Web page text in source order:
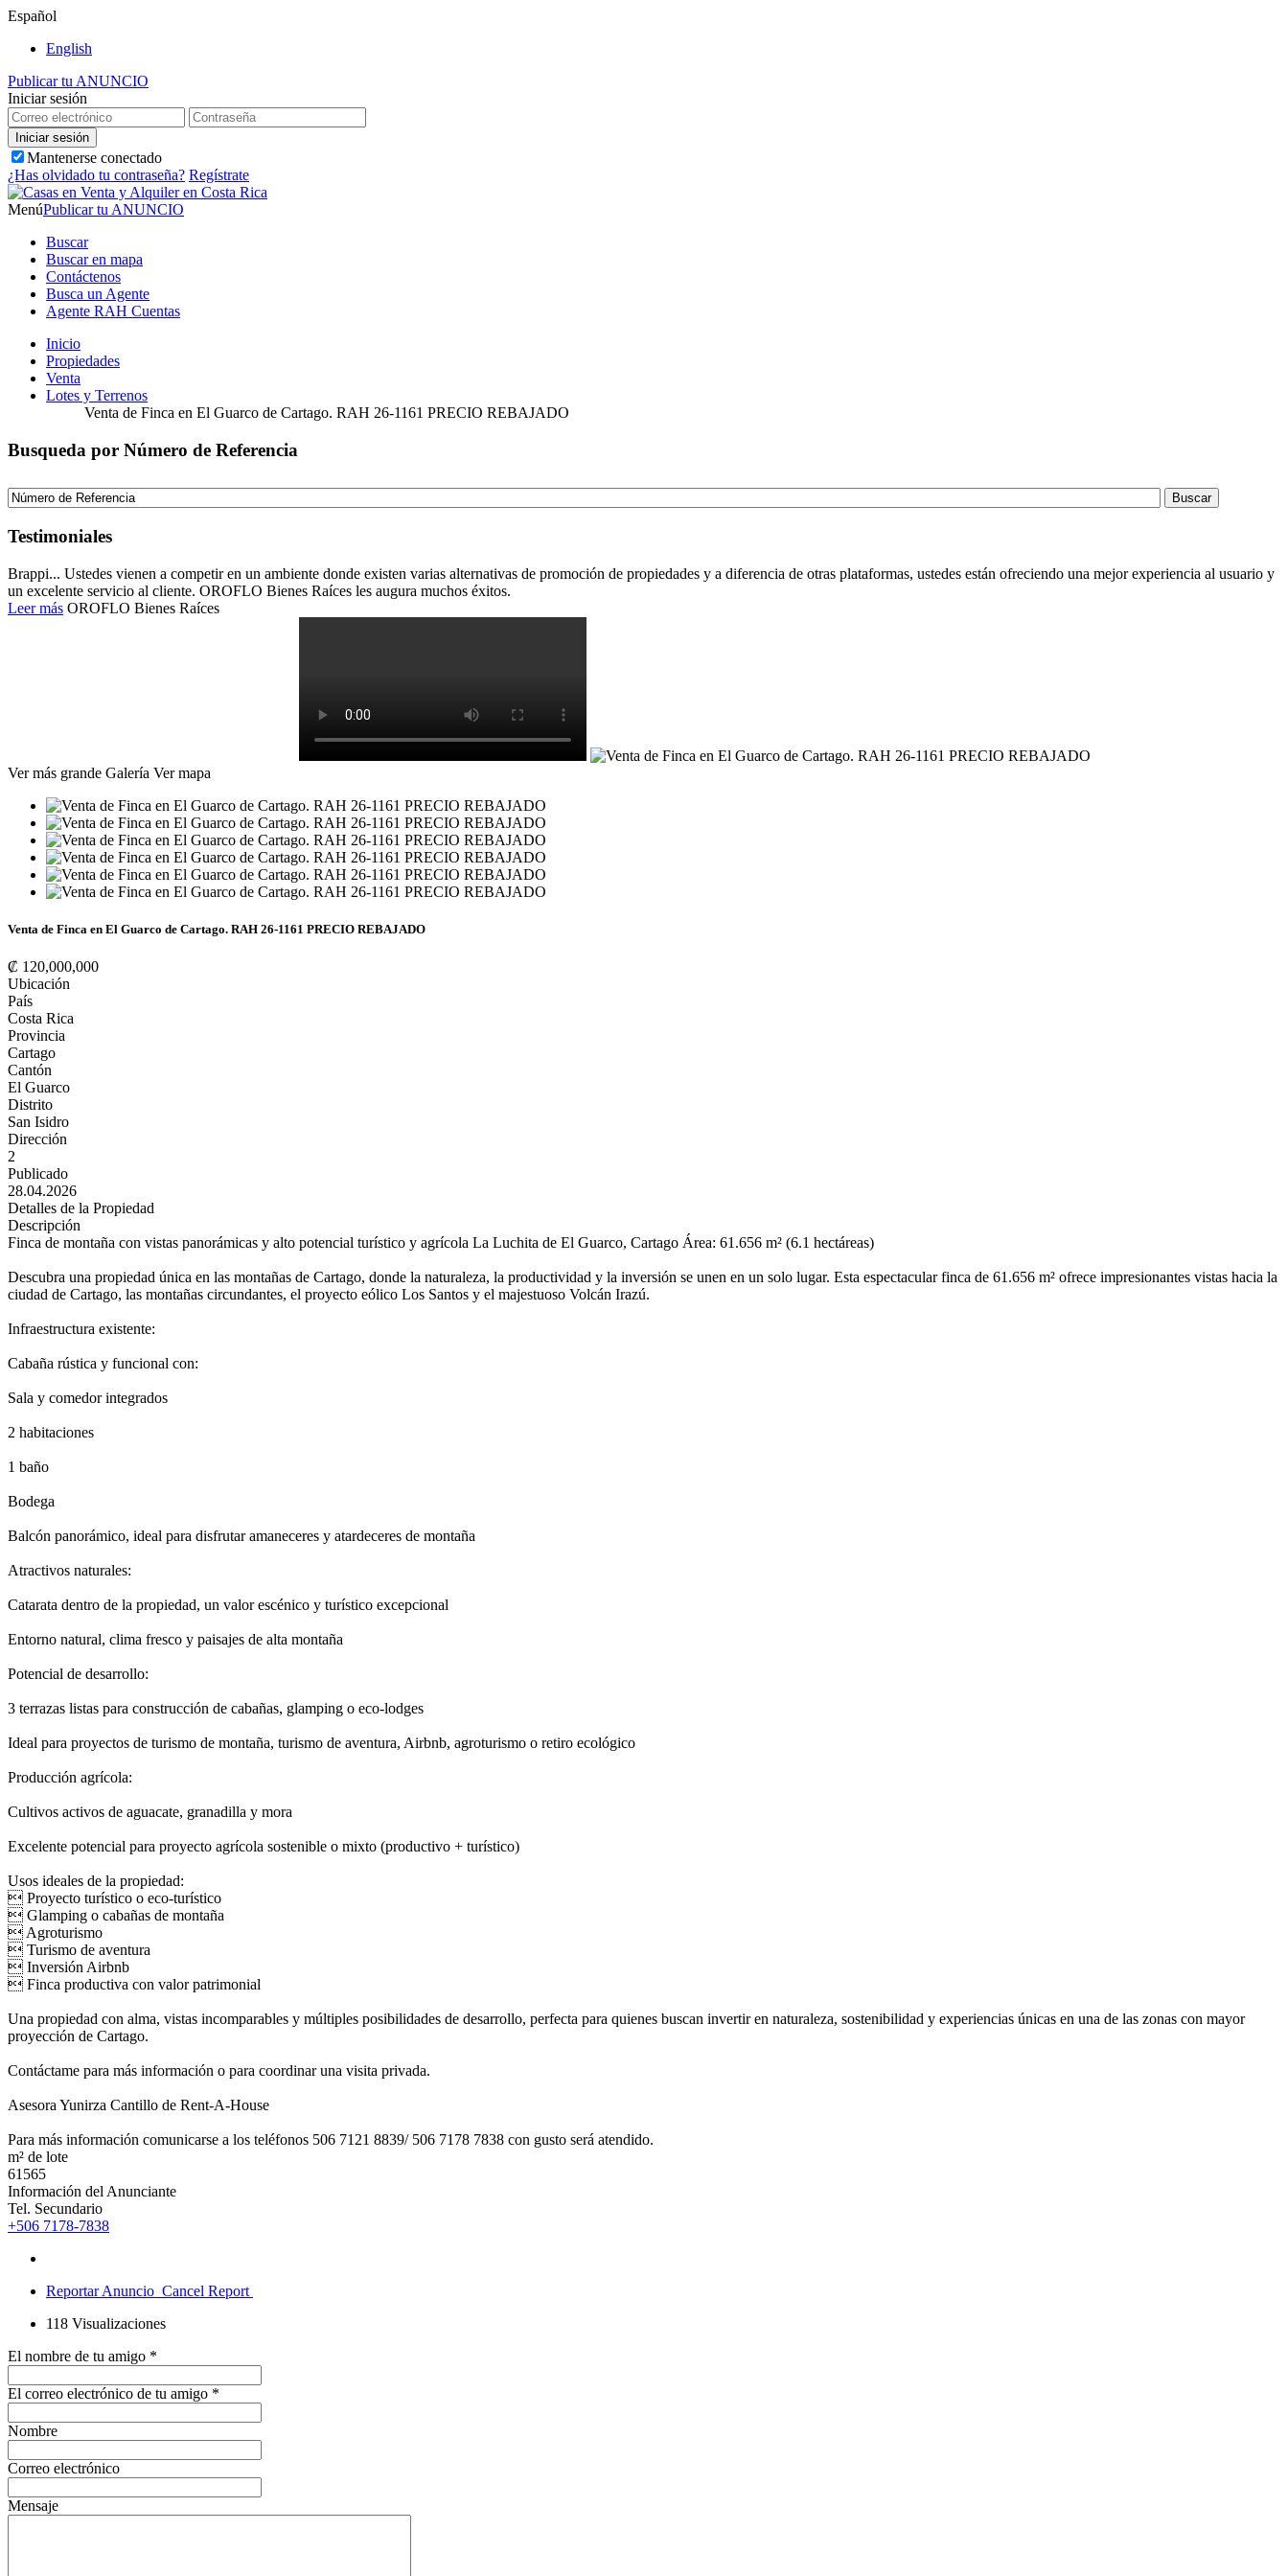
Español
English
Publicar tu ANUNCIO
Iniciar sesión
Mantenerse conectado
¿Has olvidado tu contraseña? Regístrate
MenúPublicar tu ANUNCIO
Buscar
Buscar en mapa
Contáctenos
Busca un Agente
Agente RAH Cuentas
Inicio
Propiedades
Venta
Lotes y Terrenos
Venta de Finca en El Guarco de Cartago. RAH 26-1161 PRECIO REBAJADO
Busqueda por Número de Referencia
Testimoniales
Brappi... Ustedes vienen a competir en un ambiente donde existen varias alternativas de promoción de propiedades y a diferencia de otras plataformas, ustedes están ofreciendo una mejor experiencia al usuario y
un excelente servicio al cliente. OROFLO Bienes Raíces les augura muchos éxitos.
Leer más OROFLO Bienes Raíces
Ver más grande Galería Ver mapa
Venta de Finca en El Guarco de Cartago. RAH 26-1161 PRECIO REBAJADO
₡ 120,000,000
Ubicación
País
Costa Rica
Provincia
Cartago
Cantón
El Guarco
Distrito
San Isidro
Dirección
2
Publicado
28.04.2026
Detalles de la Propiedad
Descripción
Finca de montaña con vistas panorámicas y alto potencial turístico y agrícola La Luchita de El Guarco, Cartago Área: 61.656 m² (6.1 hectáreas)
Descubra una propiedad única en las montañas de Cartago, donde la naturaleza, la productividad y la inversión se unen en un solo lugar. Esta espectacular finca de 61.656 m² ofrece impresionantes vistas hacia la
ciudad de Cartago, las montañas circundantes, el proyecto eólico Los Santos y el majestuoso Volcán Irazú.
Infraestructura existente:
Cabaña rústica y funcional con:
Sala y comedor integrados
2 habitaciones
1 baño
Bodega
Balcón panorámico, ideal para disfrutar amaneceres y atardeceres de montaña
Atractivos naturales:
Catarata dentro de la propiedad, un valor escénico y turístico excepcional
Entorno natural, clima fresco y paisajes de alta montaña
Potencial de desarrollo:
3 terrazas listas para construcción de cabañas, glamping o eco-lodges
Ideal para proyectos de turismo de montaña, turismo de aventura, Airbnb, agroturismo o retiro ecológico
Producción agrícola:
Cultivos activos de aguacate, granadilla y mora
Excelente potencial para proyecto agrícola sostenible o mixto (productivo + turístico)
Usos ideales de la propiedad:
 Proyecto turístico o eco-turístico
 Glamping o cabañas de montaña
 Agroturismo
 Turismo de aventura
 Inversión Airbnb
 Finca productiva con valor patrimonial
Una propiedad con alma, vistas incomparables y múltiples posibilidades de desarrollo, perfecta para quienes buscan invertir en naturaleza, sostenibilidad y experiencias únicas en una de las zonas con mayor
proyección de Cartago.
Contáctame para más información o para coordinar una visita privada.
Asesora Yunirza Cantillo de Rent-A-House
Para más información comunicarse a los teléfonos 506 7121 8839/ 506 7178 7838 con gusto será atendido.
m² de lote
61565
Información del Anunciante
Tel. Secundario
+506 7178-7838
Reportar Anuncio Cancel Report
118 Visualizaciones
El nombre de tu amigo *
El correo electrónico de tu amigo *
Nombre
Correo electrónico
Mensaje